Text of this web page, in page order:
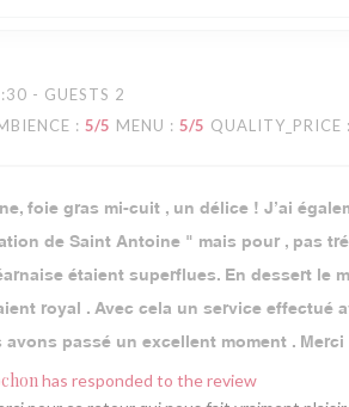
- GUESTS 2
: 5/5 MENU : 5/5 QUALITY_PRICE
foie gras mi-cuit , un délice ! J’ai
de Saint Antoine " mais pour , pas
étaient superflues. En dessert le
royal . Avec cela un service effectué
passé un excellent moment . Merci
has responded to the review